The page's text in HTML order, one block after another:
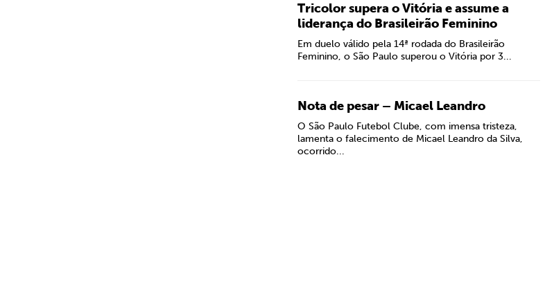
Tricolor supera o Vitória e assume a
liderança do Brasileirão Feminino
Em duelo válido pela 14ª rodada do Brasileirão
Feminino, o São Paulo superou o Vitória por 3...
Nota de pesar – Micael Leandro
O São Paulo Futebol Clube, com imensa tristeza,
lamenta o falecimento de Micael Leandro da Silva,
ocorrido...